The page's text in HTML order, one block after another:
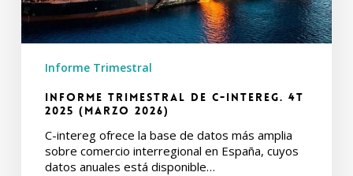
2026)
Informe Trimestral
Informe Trimestral de C-intereg. 4T
2025 (Marzo 2026)
C-intereg ofrece la base de datos más amplia
sobre comercio interregional en España, cuyos
datos anuales está disponible…